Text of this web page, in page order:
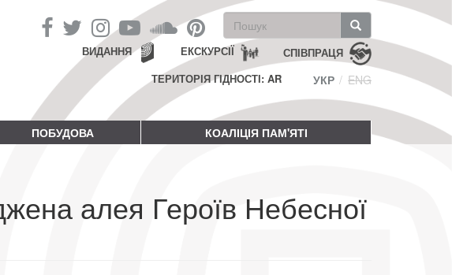
Пошукова
форма
Пошук СПІВПРАЦЯ
ЕКСКУРСІЇ
ВИДАННЯ
ТЕРИТОРІЯ ГІДНОСТІ: AR
УКР ENG
ПОБУДОВА КОАЛІЦІЯ ПАМ'ЯТІ
алея Героїв Небесної